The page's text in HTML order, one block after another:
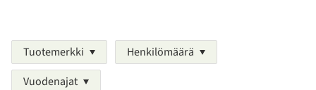
Tuotemerkki
Henkilömäärä
Vuodenajat